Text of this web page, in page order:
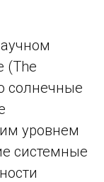
(The
солнечные
уровнем
системные